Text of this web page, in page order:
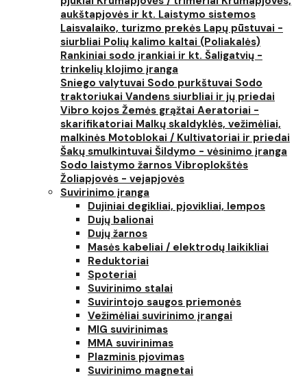
aukštapjovės ir kt. Laistymo sistemos
Laisvalaiko, turizmo prekės Lapų pūstuvai -
siurbliai Polių kalimo kaltai (Poliakalės)
Rankiniai sodo įrankiai ir kt. Šaligatvių -
trinkelių klojimo įranga
Sniego valytuvai Sodo purkštuvai Sodo
traktoriukai Vandens siurbliai ir jų priedai
Vibro kojos Žemės grąžtai Aeratoriai -
skarifikatoriai Malkų skaldyklės, vežimėliai,
malkinės Motoblokai / Kultivatoriai ir priedai
Šakų smulkintuvai Šildymo - vėsinimo įranga
Sodo laistymo žarnos Vibroplokštės
Žoliapjovės - vejapjovės
Suvirinimo įranga
Dujiniai degikliai, pjovikliai, lempos
Dujų balionai
Dujų žarnos
Masės kabeliai / elektrodų laikikliai
Reduktoriai
Spoteriai
Suvirinimo stalai
Suvirintojo saugos priemonės
Vežimėliai suvirinimo įrangai
MIG suvirinimas
MMA suvirinimas
Plazminis pjovimas
Suvirinimo magnetai